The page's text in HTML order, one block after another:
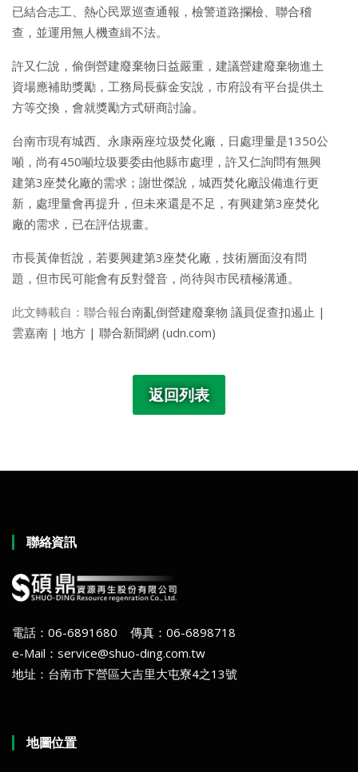
已結合志工、熱心民眾巡查通報，檢警道路攔檢、聯合稽
查，並運用無人機查緝不法。
許又仁說，偷倒營建廢棄物日益嚴重，建議營建廢棄物進土
資場應補助獎勵，工務局長蘇金安說，市府設有平台提供土
方等交換，會就獎勵方式研商討論。
台南市現有城西、永康兩座垃圾焚化廠，日處理量是1350公
噸，尚有450噸垃圾要委由他縣市處理，許又仁詢問有無興
建第3座焚化廠的需求；謝世傑說，城西焚化廠設備進行更
新，處理量會再提升，但未來還是不足，有興建第3座焚化
廠的需求，已在評估規畫。
市長黃偉哲說，若要興建第3座焚化廠，技術層面沒有問
題，但市民可能會有反對聲音，尚待與市民積極溝通。
此文轉載自：聯合報台南亂倒營建廢棄物 議員促查扣遏止 |
雲嘉南 | 地方 | 聯合新聞網 (udn.com)
返回列表
聯絡資訊
電話：06-6891680 傳真：06-6898718
e-Mail：service@shuo-ding.com.tw
地址：台南市下營區大吉里大屯寮4之13號
地圖位置